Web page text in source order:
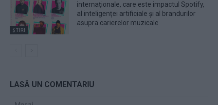
ȘTIRI
internaționale, care este impactul Spotify,
al inteligenței artificiale și al brandurilor
asupra carierelor muzicale
LASĂ UN COMENTARIU